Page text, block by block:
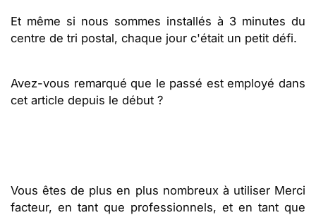
Et même si nous sommes installés à 3 minutes du
centre de tri postal, chaque jour c'était un petit défi.
Avez-vous remarqué que le passé est employé dans
cet article depuis le début ?
Vous êtes de plus en plus nombreux à utiliser Merci
facteur, en tant que professionnels, et en tant que